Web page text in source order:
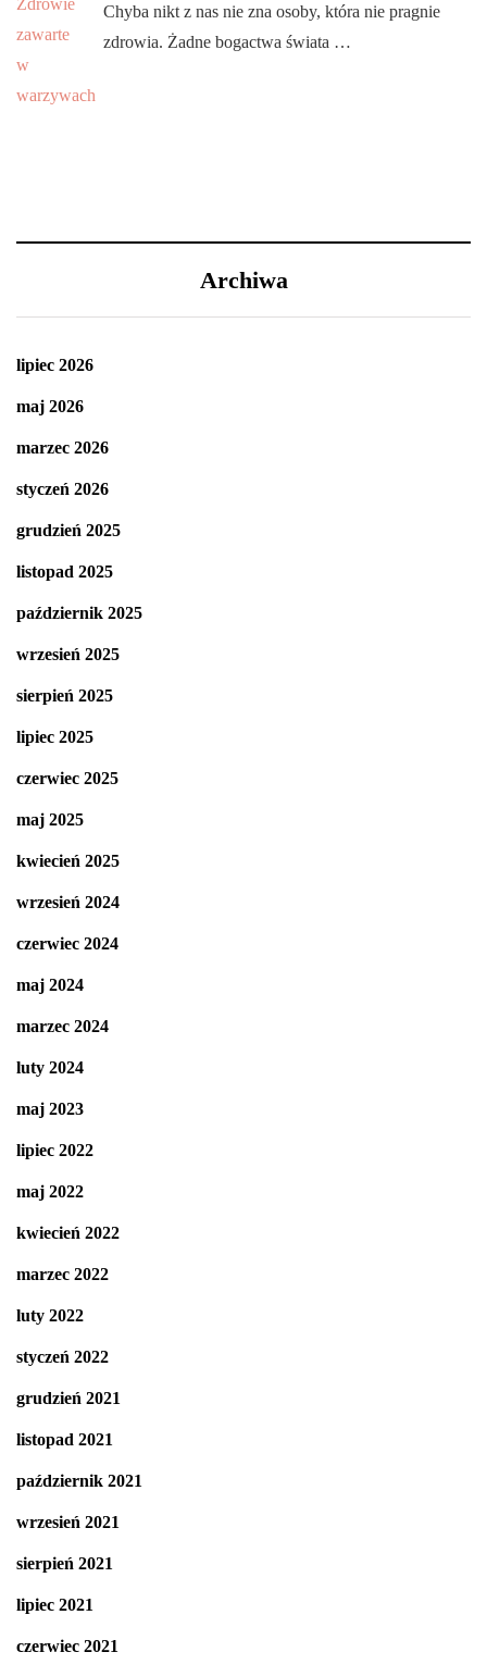
Chyba nikt z nas nie zna osoby, która nie pragnie
zdrowia. Żadne bogactwa świata …
Archiwa
lipiec 2026
maj 2026
marzec 2026
styczeń 2026
grudzień 2025
listopad 2025
październik 2025
wrzesień 2025
sierpień 2025
lipiec 2025
czerwiec 2025
maj 2025
kwiecień 2025
wrzesień 2024
czerwiec 2024
maj 2024
marzec 2024
luty 2024
maj 2023
lipiec 2022
maj 2022
kwiecień 2022
marzec 2022
luty 2022
styczeń 2022
grudzień 2021
listopad 2021
październik 2021
wrzesień 2021
sierpień 2021
lipiec 2021
czerwiec 2021